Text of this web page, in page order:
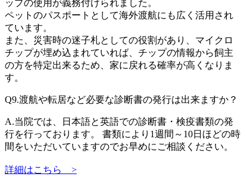
ップの使用が義務付けられました。
ペットのパスポートとして海外渡航にも広く活用され
ています。
また、災害時の迷子札としての役割があり、マイクロ
チップが埋め込まれていれば、チップの情報から飼主
の方を特定出来るため、家に戻れる確率が高くなりま
す。
Q9.渡航や転居など必要な診断書の発行は出来ますか？
A.当院では、日本語と英語での診断書・検疫書類の発
行を行っております。 書類により1週間～10日ほどの時
間をいただいていますのでお早めにご相談ください。
詳細はこちら >